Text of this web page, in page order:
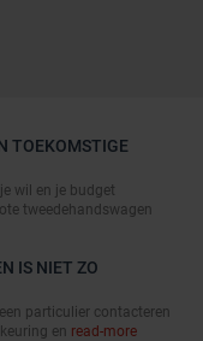
TOEKOMSTIGE
wil en je budget
tweedehandswagen
IS NIET ZO
particulier contacteren
en read-more